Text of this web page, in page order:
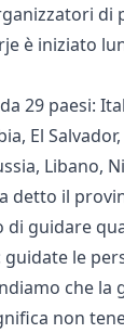
è iniziato
paesi:
El
Libano,
detto il
guidare
le
che
non